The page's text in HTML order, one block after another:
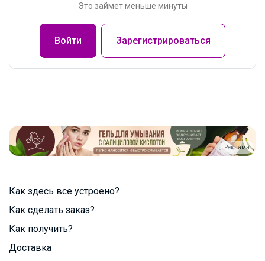
Это займет меньше минуты
Войти Зарегистрироваться
Реклама
Как здесь все устроено?
Как сделать заказ?
Как получить?
Доставка